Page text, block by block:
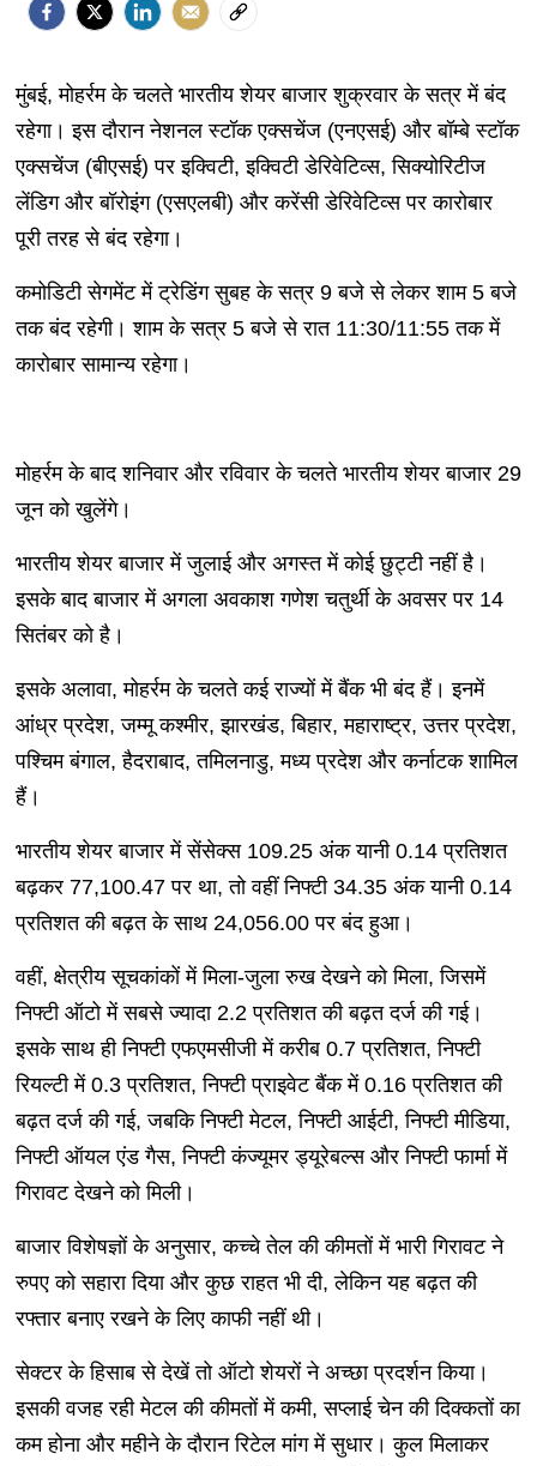
मुंबई, मोहर्रम के चलते भारतीय शेयर बाजार शुक्रवार के सत्र में बंद
रहेगा। इस दौरान नेशनल स्टॉक एक्सचेंज (एनएसई) और बॉम्बे स्टॉक
एक्सचेंज (बीएसई) पर इक्विटी, इक्विटी डेरिवेटिव्स, सिक्योरिटीज
लेंडिग और बॉरोइंग (एसएलबी) और करेंसी डेरिवेटिव्स पर कारोबार
पूरी तरह से बंद रहेगा।
कमोडिटी सेगमेंट में ट्रेडिंग सुबह के सत्र 9 बजे से लेकर शाम 5 बजे
तक बंद रहेगी। शाम के सत्र 5 बजे से रात 11:30/11:55 तक में
कारोबार सामान्य रहेगा।
मोहर्रम के बाद शनिवार और रविवार के चलते भारतीय शेयर बाजार 29
जून को खुलेंगे।
भारतीय शेयर बाजार में जुलाई और अगस्त में कोई छुट्टी नहीं है।
इसके बाद बाजार में अगला अवकाश गणेश चतुर्थी के अवसर पर 14
सितंबर को है।
इसके अलावा, मोहर्रम के चलते कई राज्यों में बैंक भी बंद हैं। इनमें
आंध्र प्रदेश, जम्मू कश्मीर, झारखंड, बिहार, महाराष्ट्र, उत्तर प्रदेश,
पश्चिम बंगाल, हैदराबाद, तमिलनाडु, मध्य प्रदेश और कर्नाटक शामिल
हैं।
भारतीय शेयर बाजार में सेंसेक्स 109.25 अंक यानी 0.14 प्रतिशत
बढ़कर 77,100.47 पर था, तो वहीं निफ्टी 34.35 अंक यानी 0.14
प्रतिशत की बढ़त के साथ 24,056.00 पर बंद हुआ।
वहीं, क्षेत्रीय सूचकांकों में मिला-जुला रुख देखने को मिला, जिसमें
निफ्टी ऑटो में सबसे ज्यादा 2.2 प्रतिशत की बढ़त दर्ज की गई।
इसके साथ ही निफ्टी एफएमसीजी में करीब 0.7 प्रतिशत, निफ्टी
रियल्टी में 0.3 प्रतिशत, निफ्टी प्राइवेट बैंक में 0.16 प्रतिशत की
बढ़त दर्ज की गई, जबकि निफ्टी मेटल, निफ्टी आईटी, निफ्टी मीडिया,
निफ्टी ऑयल एंड गैस, निफ्टी कंज्यूमर ड्यूरेबल्स और निफ्टी फार्मा में
गिरावट देखने को मिली।
बाजार विशेषज्ञों के अनुसार, कच्चे तेल की कीमतों में भारी गिरावट ने
रुपए को सहारा दिया और कुछ राहत भी दी, लेकिन यह बढ़त की
रफ्तार बनाए रखने के लिए काफी नहीं थी।
सेक्टर के हिसाब से देखें तो ऑटो शेयरों ने अच्छा प्रदर्शन किया।
इसकी वजह रही मेटल की कीमतों में कमी, सप्लाई चेन की दिक्कतों का
कम होना और महीने के दौरान रिटेल मांग में सुधार। कुल मिलाकर